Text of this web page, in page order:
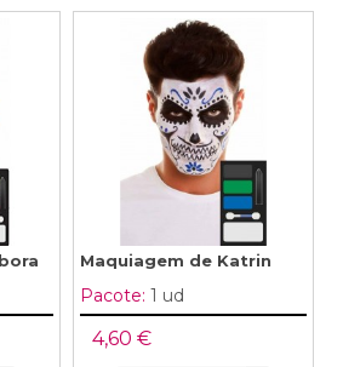
Maquiagem de Katrin
Pacote: 1 ud
4,60 €